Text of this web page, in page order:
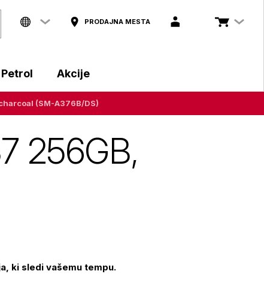
PRODAJNA MESTA
Akcije
(SM-A376B/DS)
256GB,
ki sledi vašemu tempu.